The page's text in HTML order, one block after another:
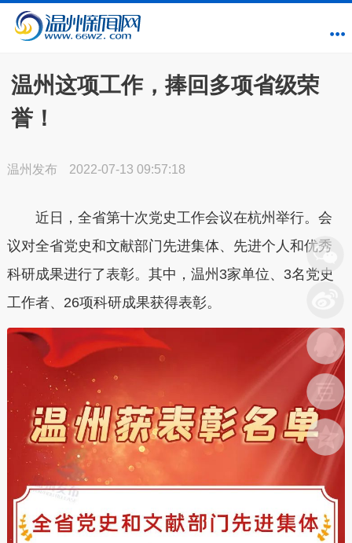
温州这项工作，捧回多项省级荣
誉！
温州发布 2022-07-13 09:57:18
近日，全省第十次党史工作会议在杭州举行。会
议对全省党史和文献部门先进集体、先进个人和优秀
科研成果进行了表彰。其中， 温州3家单位、3名党史
工作者、26项科研成果获得表彰。